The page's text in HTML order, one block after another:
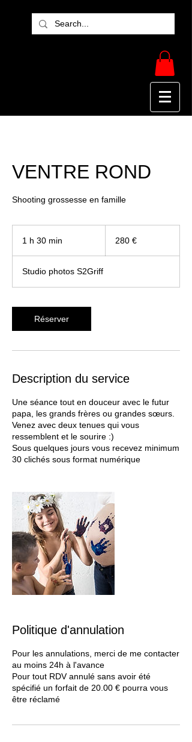
VENTRE ROND
Shooting grossesse en famille
1 h 30 min
m
i
280 €
Studio photos S2Griff
Réserver
Description du service
Une séance tout en douceur avec le futur
papa, les grands frères ou grandes sœurs.
Venez avec deux tenues qui vous
ressemblent et le sourire :)
Sous quelques jours vous recevez minimum
30 clichés sous format numérique
Politique d'annulation
Pour les annulations, merci de me contacter
au moins 24h à l'avance
Pour tout RDV annulé sans avoir été
spécifié un forfait de 20.00 € pourra vous
être réclamé